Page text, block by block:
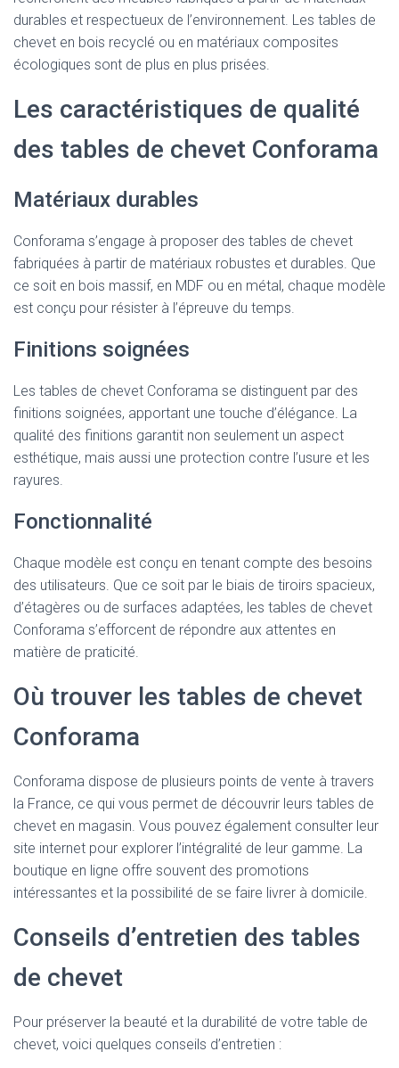
durables et respectueux de l’environnement. Les tables de
chevet en bois recyclé ou en matériaux composites
écologiques sont de plus en plus prisées.
Les caractéristiques de qualité
des tables de chevet Conforama
Matériaux durables
Conforama s’engage à proposer des tables de chevet
fabriquées à partir de matériaux robustes et durables. Que
ce soit en bois massif, en MDF ou en métal, chaque modèle
est conçu pour résister à l’épreuve du temps.
Finitions soignées
Les tables de chevet Conforama se distinguent par des
finitions soignées, apportant une touche d’élégance. La
qualité des finitions garantit non seulement un aspect
esthétique, mais aussi une protection contre l’usure et les
rayures.
Fonctionnalité
Chaque modèle est conçu en tenant compte des besoins
des utilisateurs. Que ce soit par le biais de tiroirs spacieux,
d’étagères ou de surfaces adaptées, les tables de chevet
Conforama s’efforcent de répondre aux attentes en
matière de praticité.
Où trouver les tables de chevet
Conforama
Conforama dispose de plusieurs points de vente à travers
la France, ce qui vous permet de découvrir leurs tables de
chevet en magasin. Vous pouvez également consulter leur
site internet pour explorer l’intégralité de leur gamme. La
boutique en ligne offre souvent des promotions
intéressantes et la possibilité de se faire livrer à domicile.
Conseils d’entretien des tables
de chevet
Pour préserver la beauté et la durabilité de votre table de
chevet, voici quelques conseils d’entretien :